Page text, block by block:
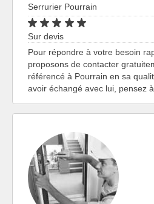
Serrurier Pourrain
Sur devis
Pour répondre à votre besoin
proposons de contacter
référencé à Pourrain en sa
avoir échangé avec lui, pensez